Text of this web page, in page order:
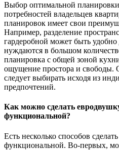
Выбор оптимальной
потребностей владельцев
планировок имеет свои
Например, разделение
гардеробной может быть
нуждаются в большом
планировка с общей зоной
ощущение простора и свободы.
следует выбирать исходя из
предпочтений.
Как можно сделать
функциональной?
Есть несколько способов
функциональной. Во-первых,